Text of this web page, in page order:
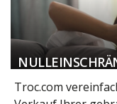
Troc.com